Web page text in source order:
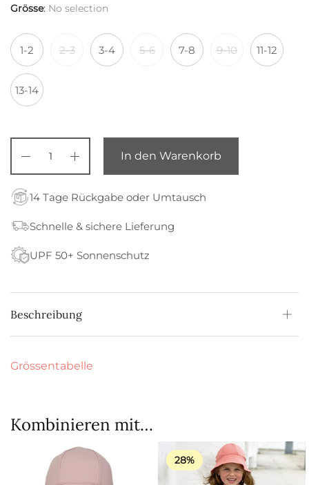
Grösse: No selection
1-2 2-3 3-4 5-6 7-8 9-10 11-12
13-14
In den Warenkorb
14 Tage Rückgabe oder Umtausch
Schnelle & sichere Lieferung
UPF 50+ Sonnenschutz
Beschreibung
Grössentabelle
Kombinieren mit…
28%